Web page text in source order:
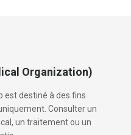
Organization)
est destiné à des fins
Consulter un
un traitement ou un